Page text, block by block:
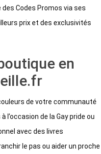
des Codes Promos via ses
prix et des exclusivités
en
de votre communauté
l’occasion de la Gay pride ou
avec des livres
le pas ou aider un proche